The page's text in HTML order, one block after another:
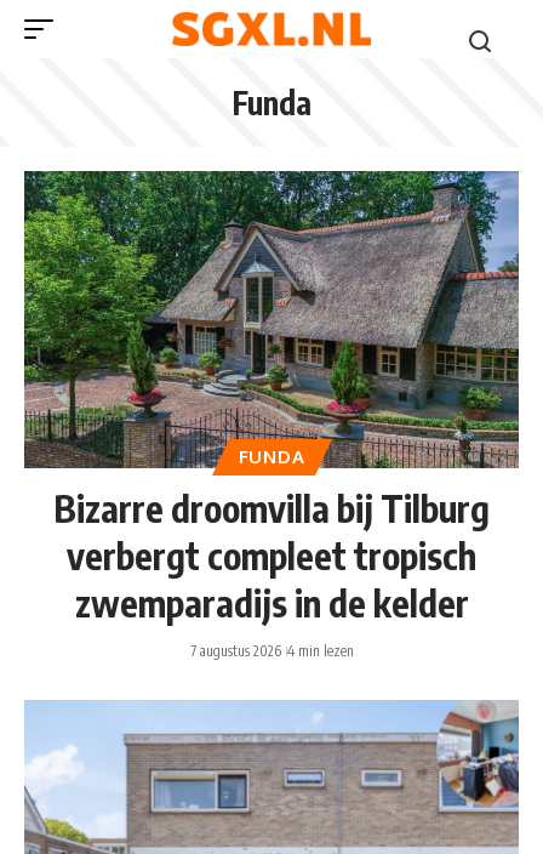
Funda
FUNDA
Bizarre droomvilla bij Tilburg
verbergt compleet tropisch
zwemparadijs in de kelder
7 augustus 2026 4 min lezen